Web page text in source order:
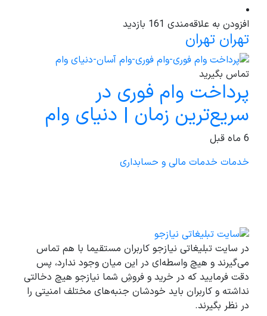
افزودن به علاقه‌مندی 161 بازدید
تهران تهران
تماس بگیرید
پرداخت وام فوری در
سریع‌ترین زمان | دنیای وام
6 ماه قبل
خدمات خدمات مالی و حسابداری
در سایت تبلیغاتی نیازجو کاربران مستقیما با هم تماس
می‌گیرند و هیچ واسطه‌ای در این میان وجود ندارد، پس
دقت فرمایید که در خرید و فروشِ شما نیازجو هیچ دخالتی
نداشته و کاربران باید خودشان جنبه‌های مختلف امنیتی را
در نظر بگیرند.